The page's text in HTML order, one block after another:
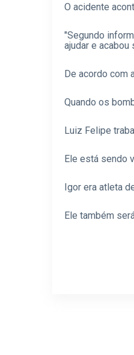
O acidente
"Segundo
ajudar e
De acordo com
Quando os
Luiz Felipe
Ele está sendo
Igor era atleta
Ele também